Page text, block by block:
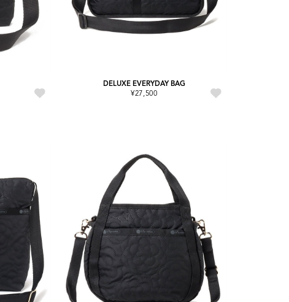
DELUXE EVERYDAY BAG
¥27,500